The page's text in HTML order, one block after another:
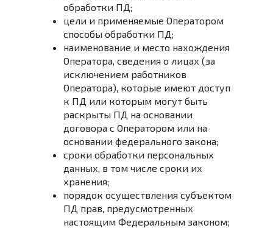
обработки ПД;
цели и применяемые Оператором
способы обработки ПД;
наименование и место нахождения
Оператора, сведения о лицах (за
исключением работников
Оператора), которые имеют доступ
к ПД или которым могут быть
раскрыты ПД на основании
договора с Оператором или на
основании федерального закона;
сроки обработки персональных
данных, в том числе сроки их
хранения;
порядок осуществления субъектом
ПД прав, предусмотренных
настоящим Федеральным законом;